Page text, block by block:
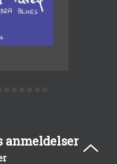
anmeldelser